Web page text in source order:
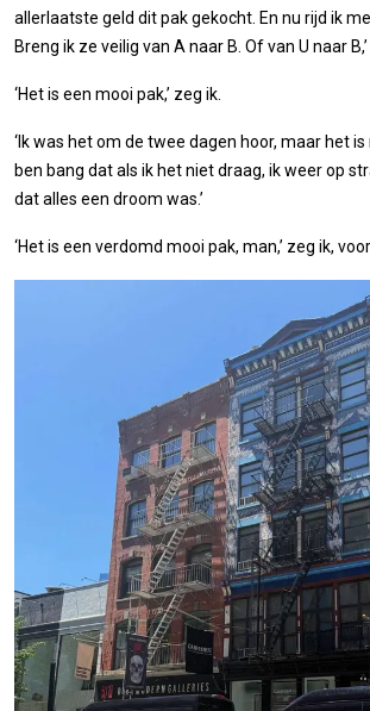
allerlaatste geld dit pak gekocht. En nu rijd ik
Breng ik ze veilig van A naar B. Of van U naar B,’
‘Het is een mooi pak,’ zeg ik.
‘Ik was het om de twee dagen hoor, maar het
ben bang dat als ik het niet draag, ik weer op
dat alles een droom was.’
‘Het is een verdomd mooi pak, man,’ zeg ik,